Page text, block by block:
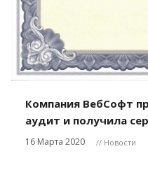
Компания ВебСофт
аудит и получила
16 Марта 2020 // Новости